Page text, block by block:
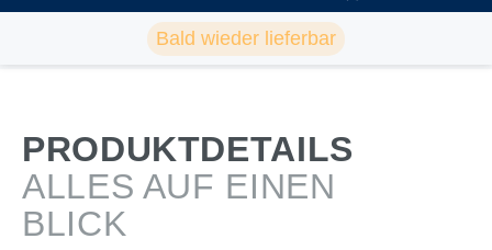
Bald wieder lieferbar
PRODUKTDETAILS
ALLES AUF EINEN
BLICK